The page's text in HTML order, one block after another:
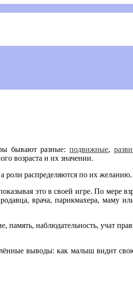
бывают разные:подвижные,
возраста и их значении.
распределяются по их желанию.
это в своей игре. По мере
врача, парикмахера, маму
память, наблюдательность, учат
выводы: как малыш видит